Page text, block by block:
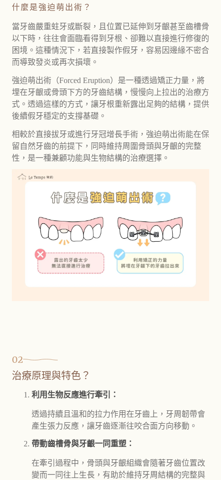
什麼是強迫萌出術？
當牙齒嚴重蛀牙或斷裂，且位置已延伸到牙齦甚至齒槽骨
以下時，往往會面臨看得到牙根、卻難以直接進行修復的
困境。這種情況下，若直接製作假牙，容易因邊緣不密合
而導致發炎或再次損壞。
強迫萌出術（Forced Eruption）是一種透過矯正力量，將
埋在牙齦或骨頭下方的牙齒結構，慢慢向上拉出的治療方
式。透過這樣的方式，讓牙根重新露出足夠的結構，提供
後續假牙穩定的支撐基礎。
相較於直接拔牙或進行牙冠增長手術，強迫萌出術能在保
留自然牙齒的前提下，同時維持周圍骨頭與牙齦的完整
性，是一種兼顧功能與生物結構的治療選擇。
02
治療原理與特色？
利用生物反應進行牽引：
透過持續且溫和的拉力作用在牙齒上，牙周韌帶會
產生張力反應，讓牙齒逐漸往咬合面方向移動。
帶動齒槽骨與牙齦一同重塑：
在牽引過程中，骨頭與牙齦組織會隨著牙齒位置改
變而一同往上生長，有助於維持牙周結構的完整與